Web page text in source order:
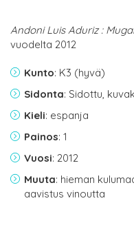
Andoni Luis Aduriz :
vuodelta 2012
Kunto: K3 (hyvä)
Sidonta: Sidottu,
Kieli: espanja
Painos: 1
Vuosi: 2012
Muuta: hieman
aavistus vinoutta